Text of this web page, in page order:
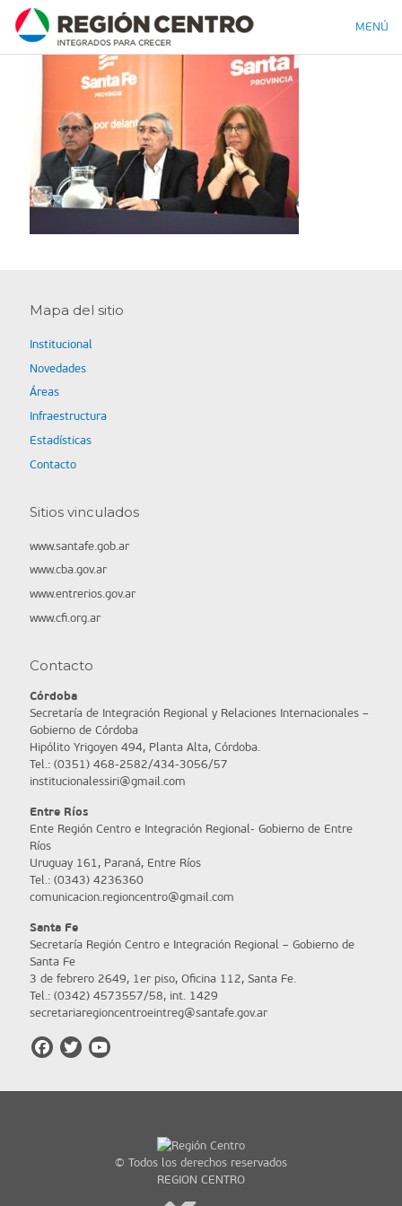
MENÚ
Mapa del sitio
Institucional
Novedades
Áreas
Infraestructura
Estadísticas
Contacto
Sitios vinculados
www.santafe.gob.ar
www.cba.gov.ar
www.entrerios.gov.ar
www.cfi.org.ar
Contacto
Córdoba
Secretaría de Integración Regional y Relaciones Internacionales –
Gobierno de Córdoba
Hipólito Yrigoyen 494, Planta Alta, Córdoba.
Tel.: (0351) 468-2582/434-3056/57
institucionalessiri@gmail.com
Entre Ríos
Ente Región Centro e Integración Regional- Gobierno de Entre
Ríos
Uruguay 161, Paraná, Entre Ríos
Tel.: (0343) 4236360
comunicacion.regioncentro@gmail.com
Santa Fe
Secretaría Región Centro e Integración Regional – Gobierno de
Santa Fe
3 de febrero 2649, 1er piso, Oficina 112, Santa Fe.
Tel.: (0342) 4573557/58, int. 1429
secretariaregioncentroeintreg@santafe.gov.ar
© Todos los derechos reservados
REGION CENTRO